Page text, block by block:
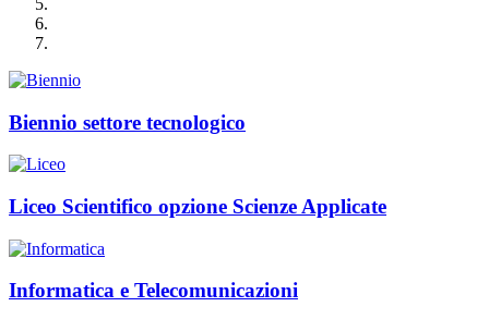
Biennio settore tecnologico
Liceo Scientifico opzione Scienze Applicate
Informatica e Telecomunicazioni